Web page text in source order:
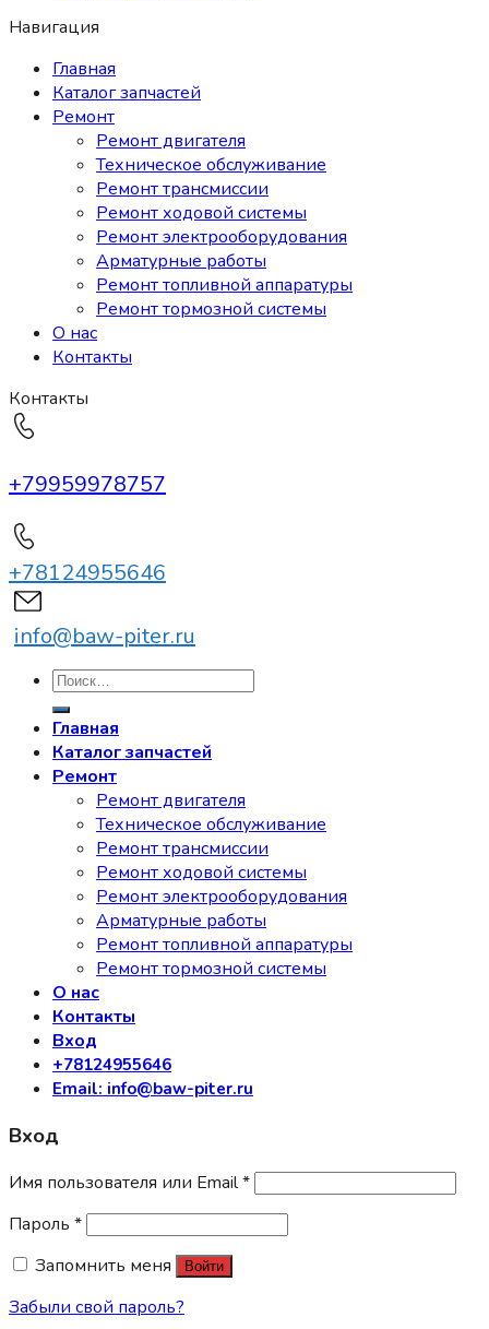
Навигация
Главная
Каталог запчастей
Ремонт
Ремонт двигателя
Техническое обслуживание
Ремонт трансмиссии
Ремонт ходовой системы
Ремонт электрооборудования
Арматурные работы
Ремонт топливной аппаратуры
Ремонт тормозной системы
О нас
Контакты
Контакты
+79959978757
+78124955646
info@baw-piter.ru
Искать:
Главная
Каталог запчастей
Ремонт
Ремонт двигателя
Техническое обслуживание
Ремонт трансмиссии
Ремонт ходовой системы
Ремонт электрооборудования
Арматурные работы
Ремонт топливной аппаратуры
Ремонт тормозной системы
О нас
Контакты
Вход
+78124955646
Email: info@baw-piter.ru
Вход
Имя пользователя или Email*
Пароль *
Запомнить меня
Войти
Забыли свой пароль?